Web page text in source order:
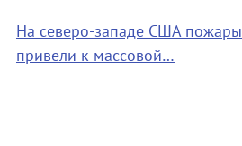
На северо-западе США пожары
привели к массовой…